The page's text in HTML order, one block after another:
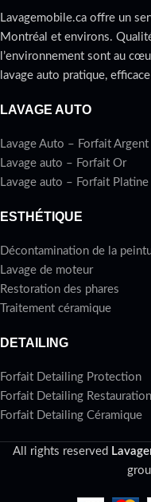
Lavagemobile.ca offre un
Montréal et environs.
l’environnement sont au
lavage auto pratique,
LAVAGE AUTO
Lavage Auto – Forfait Argent
Lavage auto – Forfait Or
Lavage auto – Forfait Platine
ESTHÉTIQUE
Décontamination de la
Lavage de moteur
Restoration des phares
Traitement céramique
DETAILING
Forfait Detailing Protection
Forfait Detailing Restauration
Forfait Detailing Céramique
All rights reserved